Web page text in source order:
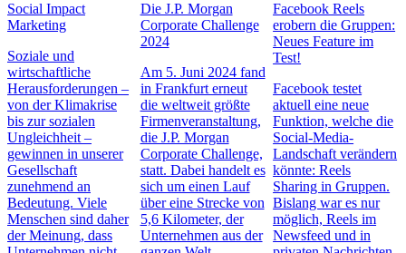
Social Impact
Marketing
Soziale und
wirtschaftliche
Herausforderungen –
von der Klimakrise
bis zur sozialen
Ungleichheit –
gewinnen in unserer
Gesellschaft
zunehmend an
Bedeutung. Viele
Menschen sind daher
der Meinung, dass
Die J.P. Morgan
Corporate Challenge
2024
Am 5. Juni 2024 fand
in Frankfurt erneut
die weltweit größte
Firmenveranstaltung,
die J.P. Morgan
Corporate Challenge,
statt. Dabei handelt es
sich um einen Lauf
über eine Strecke von
5,6 Kilometer, der
Unternehmen aus der
Facebook Reels
erobern die Gruppen:
Neues Feature im
Test!
Facebook testet
aktuell eine neue
Funktion, welche die
Social-Media-
Landschaft verändern
könnte: Reels
Sharing in Gruppen.
Bislang war es nur
möglich, Reels im
Newsfeed und in